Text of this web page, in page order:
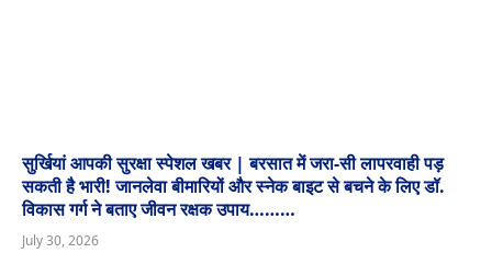
सुर्खियां आपकी सुरक्षा स्पेशल खबर | बरसात में जरा-सी लापरवाही पड़
सकती है भारी! जानलेवा बीमारियों और स्नेक बाइट से बचने के लिए डॉ.
विकास गर्ग ने बताए जीवन रक्षक उपाय………
July 30, 2026